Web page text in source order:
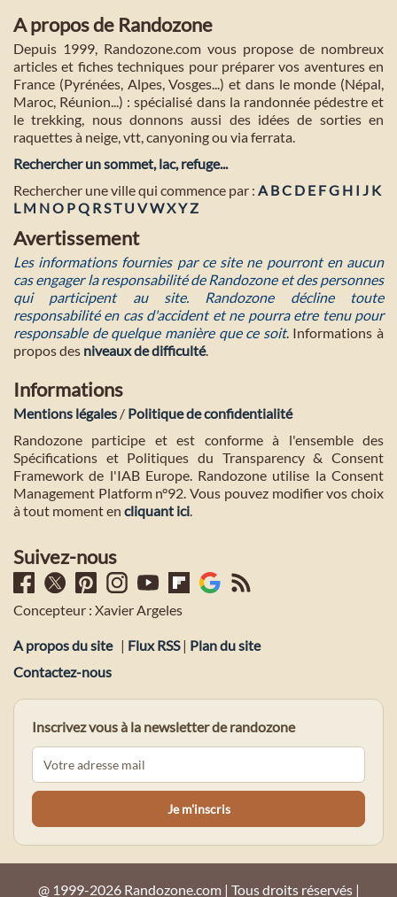
A propos de Randozone
Depuis 1999, Randozone.com vous propose de nombreux
articles et fiches techniques pour préparer vos aventures en
France (Pyrénées, Alpes, Vosges...) et dans le monde (Népal,
Maroc, Réunion...) : spécialisé dans la randonnée pédestre et
le trekking, nous donnons aussi des idées de sorties en
raquettes à neige, vtt, canyoning ou via ferrata.
Rechercher un sommet, lac, refuge...
Rechercher une ville qui commence par : A BC D E FG H I J K
L M NO PQ RST U VWXYZ
Avertissement
Les informations fournies par ce site ne pourront en aucun
cas engager la responsabilité de Randozone et des personnes
qui participent au site. Randozone décline toute
responsabilité en cas d'accident et ne pourra etre tenu pour
responsable de quelque manière que ce soit. Informations à
propos des niveaux de difficulté.
Informations
Mentions légales / Politique de confidentialité
Randozone participe et est conforme à l'ensemble des
Spécifications et Politiques du Transparency & Consent
Framework de l'IAB Europe. Randozone utilise la Consent
Management Platform n°92. Vous pouvez modifier vos choix
à tout moment en cliquant ici.
Suivez-nous
Concepteur : Xavier Argeles
A propos du site | Flux RSS| Plan du site
Contactez-nous
Inscrivez vous à la newsletter de randozone
@ 1999-2026 Randozone.com | Tous droits réservés |